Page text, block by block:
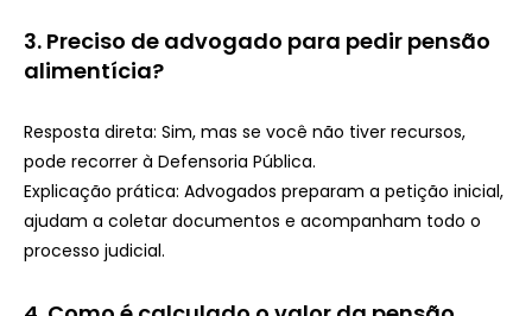
3. Preciso de advogado para pedir pensão
alimentícia?
Resposta direta: Sim, mas se você não tiver recursos,
pode recorrer à Defensoria Pública.
Explicação prática: Advogados preparam a petição inicial,
ajudam a coletar documentos e acompanham todo o
processo judicial.